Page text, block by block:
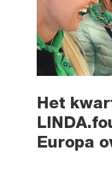
Het
Europa